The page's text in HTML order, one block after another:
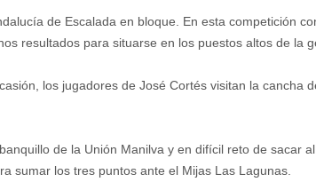
de Escalada en bloque. En esta competición
resultados para situarse en los puestos altos de la
los jugadores de José Cortés visitan la cancha
de la Unión Manilva y en difícil reto de sacar
sumar los tres puntos ante el Mijas Las Lagunas.